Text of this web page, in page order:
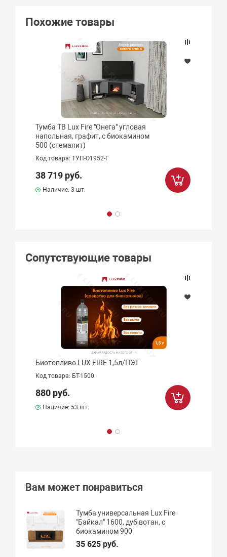
Похожие товары
Тумба ТВ Lux Fire "Онега" угловая
напольная, графит, с биокамином
500 (стемалит)
Код товара: ТУП-О1952-Г
38 719 руб.
Наличие:3 шт.
Сопутствующие товары
Биотопливо LUX FIRE 1,5л/ПЭТ
Код товара: БТ-1500
880 руб.
Наличие: 53 шт.
Вам может понравиться
Тумба универсальная Lux Fire
"Байкал" 1600, дуб вотан, с
биокамином 900
35 625 руб.